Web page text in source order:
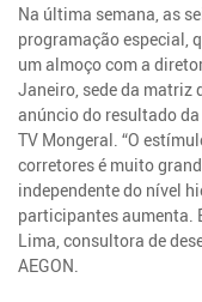
Na última semana, as
programação especial,
um almoço com a
Janeiro, sede da matriz
anúncio do resultado
TV Mongeral. “O
corretores é muito
independente do nível
participantes aumenta.
Lima, consultora de
AEGON.